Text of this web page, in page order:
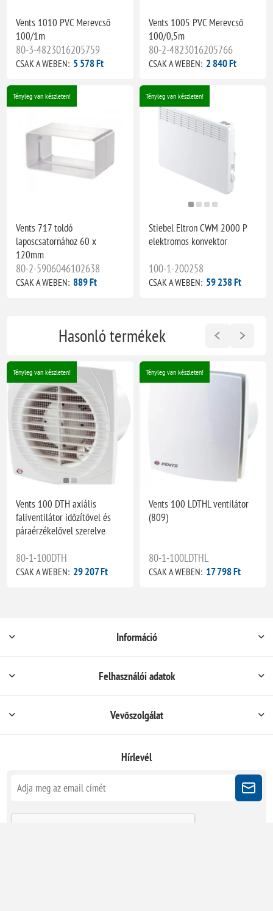
Vents 1010 PVC Merevcső
100/1m
80-3-4823016205759
CSAK A WEBEN: 5 578 Ft
Vents 1005 PVC Merevcső
100/0,5m
80-2-4823016205766
CSAK A WEBEN: 2 840 Ft
Tényleg van készleten!
Vents 717 toldó
laposcsatornához 60 x
120mm
80-2-5906046102638
CSAK A WEBEN: 889 Ft
Tényleg van készleten!
Stiebel Eltron CWM 2000 P
elektromos konvektor
100-1-200258
CSAK A WEBEN: 59 238 Ft
Hasonló termékek
Tényleg van készleten!
Vents 100 DTH axiális
faliventilátor időzítővel és
páraérzékelővel szerelve
80-1-100DTH
CSAK A WEBEN: 29 207 Ft
Tényleg van készleten!
Vents 100 LDTHL ventilátor
(809)
80-1-100LDTHL
CSAK A WEBEN: 17 798 Ft
Információ
Felhasználói adatok
Vevőszolgálat
Hírlevél